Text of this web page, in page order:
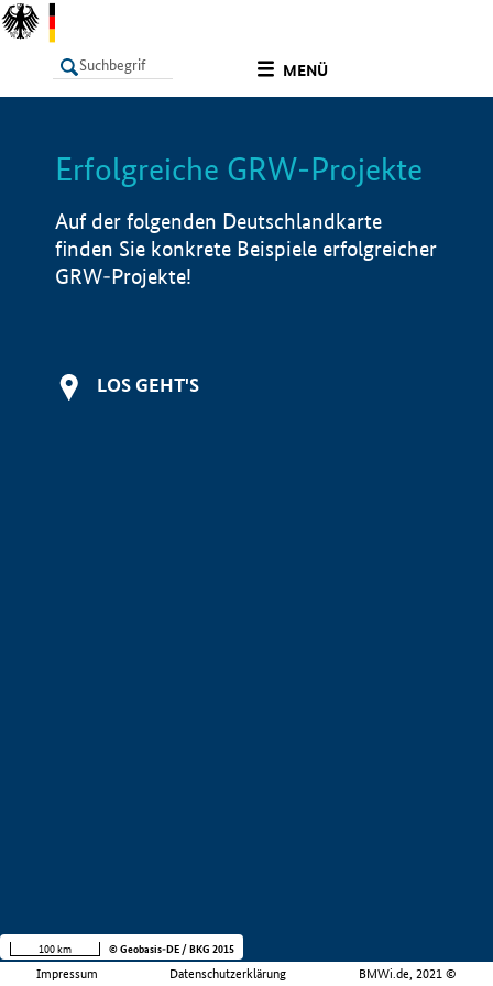
MENÜ
LISTE Info
Erfolgreiche GRW-Projekte
Auf der folgenden Deutschlandkarte
finden Sie konkrete Beispiele erfolgreicher
GRW-Projekte!
LOS GEHT'S
Impressum Datenschutzerklärung BMWi.de, 2021 ©
100 km © Geobasis-DE / BKG 2015